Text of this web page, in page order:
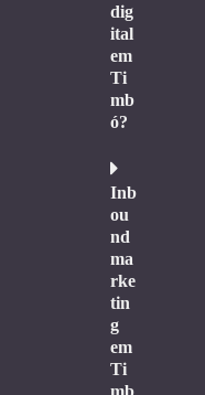
dig
ital
em
Ti
mb
ó?
Inb
ou
nd
ma
rke
tin
g
em
Ti
mb